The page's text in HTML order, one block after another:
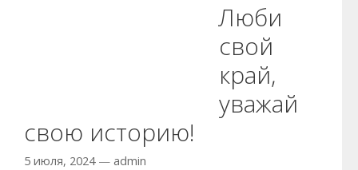
Люби
свой
край,
уважай
свою историю!
5 июля, 2024 — admin